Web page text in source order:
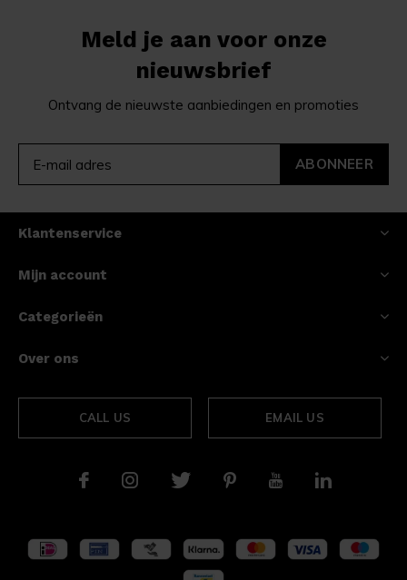
Meld je aan voor onze
nieuwsbrief
Ontvang de nieuwste aanbiedingen en promoties
ABONNEER
Klantenservice
Mijn account
Categorieën
Over ons
CALL US EMAIL US